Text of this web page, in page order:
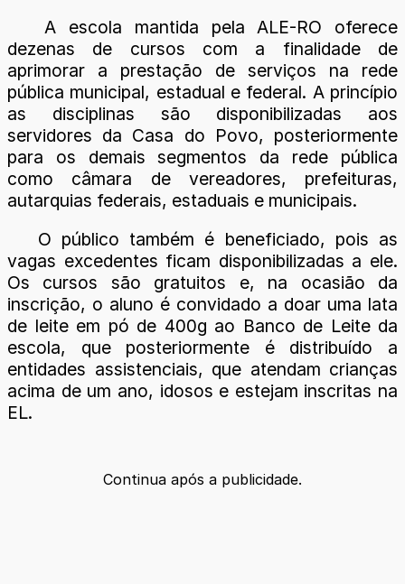
A escola mantida pela ALE-RO oferece
dezenas de cursos com a finalidade de
aprimorar a prestação de serviços na rede
pública municipal, estadual e federal. A princípio
as disciplinas são disponibilizadas aos
servidores da Casa do Povo, posteriormente
para os demais segmentos da rede pública
como câmara de vereadores, prefeituras,
autarquias federais, estaduais e municipais.
O público também é beneficiado, pois as
vagas excedentes ficam disponibilizadas a ele.
Os cursos são gratuitos e, na ocasião da
inscrição, o aluno é convidado a doar uma lata
de leite em pó de 400g ao Banco de Leite da
escola, que posteriormente é distribuído a
entidades assistenciais, que atendam crianças
acima de um ano, idosos e estejam inscritas na
EL.
Continua após a publicidade.